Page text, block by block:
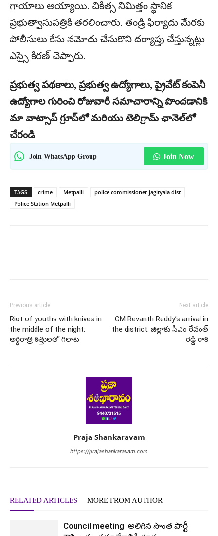
గాయాలు అయ్యాయి. చికిత్స నిమిత్తం స్థానిక
ప్రభుత్వాసుపత్రికి తరలించారు. తండ్రి ఫిర్యాదు మేరకు
పోలీసులు కేసు నమోదు చేసుకొని దర్యాప్తు చేస్తున్నట్లు
ఎస్సై కిరణ్ చెప్పారు.
ప్రభుత్వ పథకాలు, ప్రభుత్వ ఉద్యోగాలు, ప్రైవేట్ కంపెనీ
ఉద్యోగాల గురించి రోజువారీ సమాచారాన్ని పొందడానికి
మా వాట్సాప్ గ్రూప్‌లో మరియు టెలిగ్రామ్ ఛానెల్‌లో
చేరండి
Join WhatsApp Group Join Now
TAGS crime Metpalli
police commissioner jagityala dist
Police Station Metpalli
Previous article
Riot of youths with knives in
the middle of the night:
అర్ధరాత్రి కత్తులతో గలాట
Next article
CM Revanth Reddy’s arrival in
the district: జిల్లాకు సీఎం రేవంత్
రెడ్డి రాక
Praja Shankaravam
https://prajashankaravam.com
RELATED ARTICLES MORE FROM AUTHOR
Council meeting :అలిగిన సొంత పార్టీ